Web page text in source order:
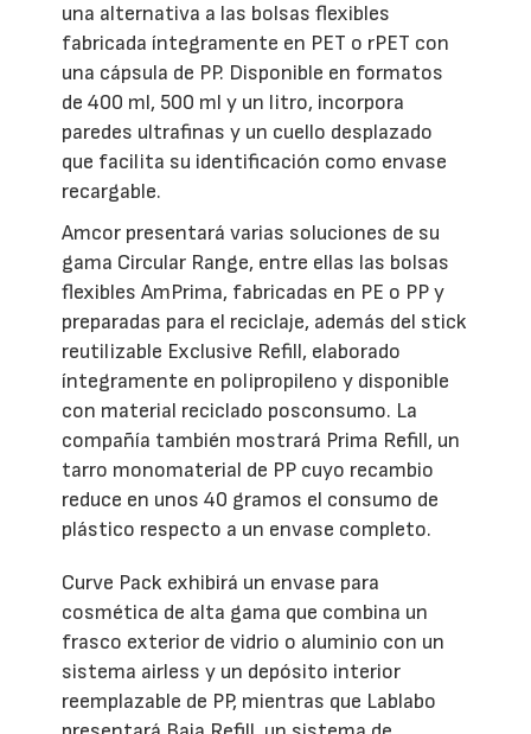
una alternativa a las bolsas flexibles
fabricada íntegramente en PET o rPET con
una cápsula de PP. Disponible en formatos
de 400 ml, 500 ml y un litro, incorpora
paredes ultrafinas y un cuello desplazado
que facilita su identificación como envase
recargable.
Amcor presentará varias soluciones de su
gama Circular Range, entre ellas las bolsas
flexibles AmPrima, fabricadas en PE o PP y
preparadas para el reciclaje, además del stick
reutilizable Exclusive Refill, elaborado
íntegramente en polipropileno y disponible
con material reciclado posconsumo. La
compañía también mostrará Prima Refill, un
tarro monomaterial de PP cuyo recambio
reduce en unos 40 gramos el consumo de
plástico respecto a un envase completo.
Curve Pack exhibirá un envase para
cosmética de alta gama que combina un
frasco exterior de vidrio o aluminio con un
sistema airless y un depósito interior
reemplazable de PP, mientras que Lablabo